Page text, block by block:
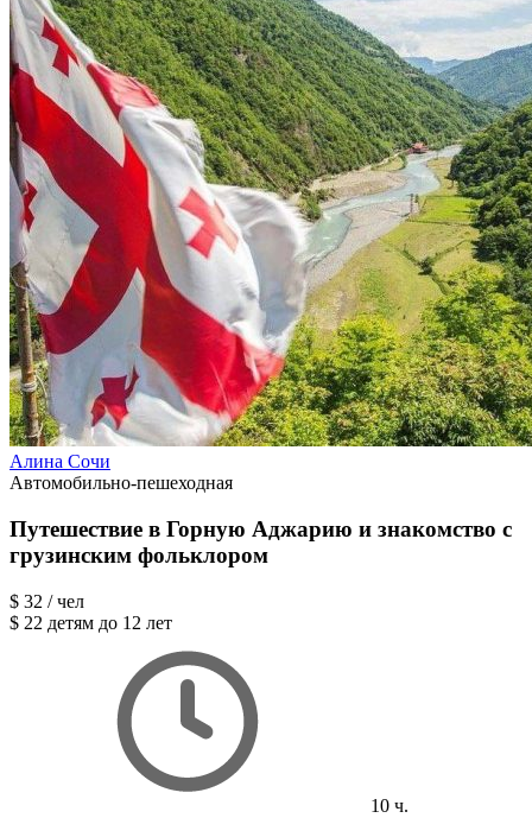
Алина Сочи
Автомобильно-пешеходная
Путешествие в Горную Аджарию и знакомство с
грузинским фольклором
$ 32 / чел
$ 22 детям до 12 лет
10 ч.